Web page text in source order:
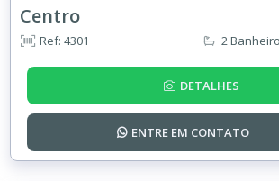
Centro
Ref: 4301 2
DETALHES
ENTRE EM CONTATO